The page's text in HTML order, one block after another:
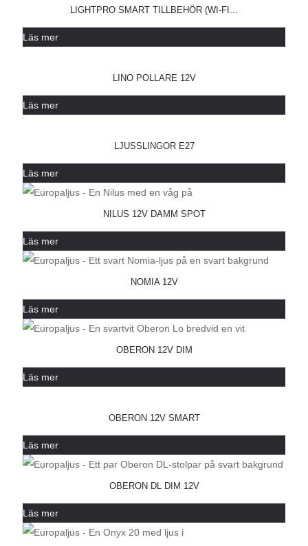
LIGHTPRO SMART TILLBEHÖR (WI-FI...
Läs mer
LINO POLLARE 12V
Läs mer
LJUSSLINGOR E27
Läs mer
NILUS 12V DAMM SPOT
Läs mer
NOMIA 12V
Läs mer
OBERON 12V DIM
Läs mer
OBERON 12V SMART
Läs mer
OBERON DL DIM 12V
Läs mer